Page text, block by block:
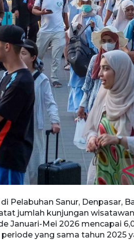
Pelabuhan Sanur, Denpasar,
jumlah kunjungan
Januari-Mei 2026 mencapai
yang sama tahun 2025